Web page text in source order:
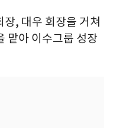
, 대우 회장을 거쳐
맡아 이수그룹 성장